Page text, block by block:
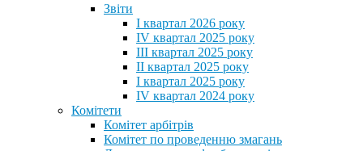
Звіти
I квартал 2026 року
IV квартал 2025 року
III квартал 2025 року
II квартал 2025 року
I квартал 2025 року
IV квартал 2024 року
Комітети
Комітет арбітрів
Комітет по проведенню змагань